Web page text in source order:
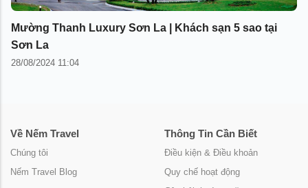
Mường Thanh Luxury Sơn La | Khách sạn 5 sao tại
Sơn La
28/08/2024 11:04
Về Nếm Travel
Chúng tôi
Nếm Travel Blog
Thông Tin Cần Biết
Điều kiện & Điều khoản
Quy chế hoạt động